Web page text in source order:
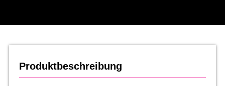
Produktbeschreibung